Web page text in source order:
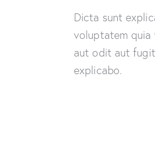
Dicta sunt
voluptatem quia
aut odit aut
explicabo.